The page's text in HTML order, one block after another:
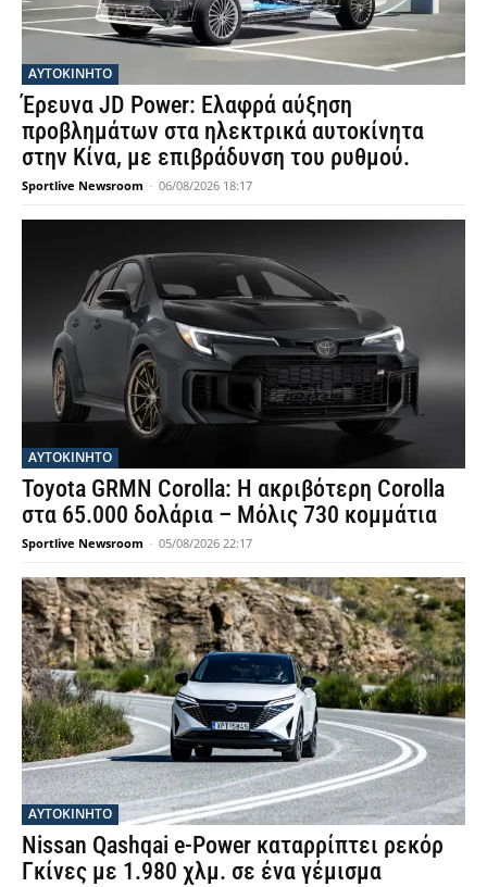
ΑΥΤΟΚΙΝΗΤΟ
Έρευνα JD Power: Ελαφρά αύξηση
προβλημάτων στα ηλεκτρικά αυτοκίνητα
στην Κίνα, με επιβράδυνση του ρυθμού.
Sportlive Newsroom - 06/08/2026 18:17
ΑΥΤΟΚΙΝΗΤΟ
Toyota GRMN Corolla: Η ακριβότερη Corolla
στα 65.000 δολάρια – Μόλις 730 κομμάτια
Sportlive Newsroom - 05/08/2026 22:17
ΑΥΤΟΚΙΝΗΤΟ
Nissan Qashqai e-Power καταρρίπτει ρεκόρ
Γκίνες με 1.980 χλμ. σε ένα γέμισμα